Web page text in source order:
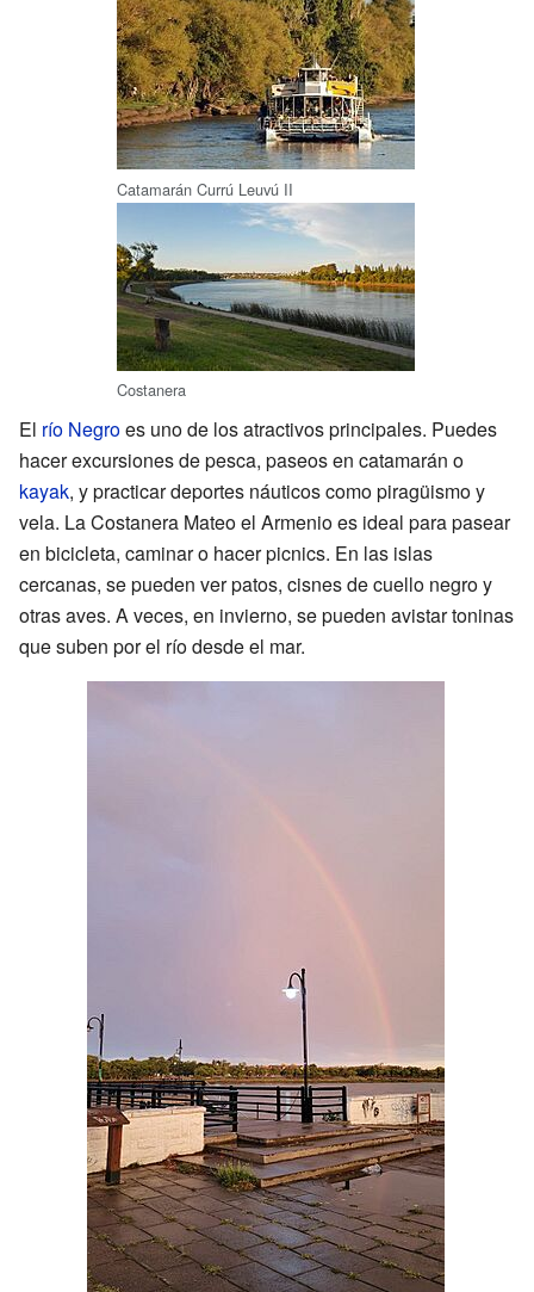
Catamarán Currú Leuvú II
Costanera
El río Negroes uno de los atractivos principales. Puedes
hacer excursiones de pesca, paseos en catamarán o
kayak, y practicar deportes náuticos como piragüismo y
vela. La Costanera Mateo el Armenio es ideal para pasear
en bicicleta, caminar o hacer picnics. En las islas
cercanas, se pueden ver patos, cisnes de cuello negro y
otras aves. A veces, en invierno, se pueden avistar toninas
que suben por el río desde el mar.